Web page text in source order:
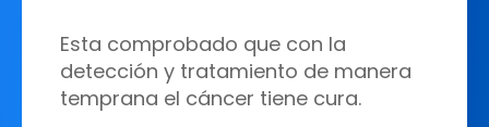
Esta comprobado que con la
detección y tratamiento de manera
temprana el cáncer tiene cura.